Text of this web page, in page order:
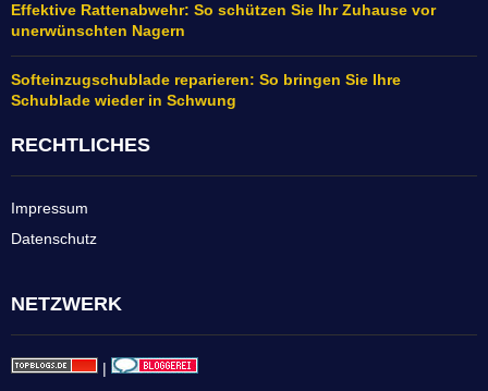
Effektive Rattenabwehr: So schützen Sie Ihr Zuhause vor
unerwünschten Nagern
Softeinzugschublade reparieren: So bringen Sie Ihre
Schublade wieder in Schwung
RECHTLICHES
Impressum
Datenschutz
NETZWERK
|